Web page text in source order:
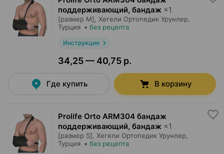
поддерживающий, бандаж ×1
[размер M], Хегели Ортопедик Урунлер
Турция • без рецепта
Инструкция
34,25 — 40,75 р.
Где купить В корзину
Prolife Orto ARM304 бандаж
поддерживающий, бандаж ×1
[размер S], Хегели Ортопедик Урунлер
Турция • без рецепта